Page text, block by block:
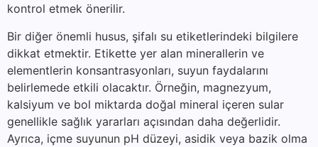
kontrol etmek önerilir.
Bir diğer önemli husus, şifalı su etiketlerindeki bilgilere
dikkat etmektir. Etikette yer alan minerallerin ve
elementlerin konsantrasyonları, suyun faydalarını
belirlemede etkili olacaktır. Örneğin, magnezyum,
kalsiyum ve bol miktarda doğal mineral içeren sular
genellikle sağlık yararları açısından daha değerlidir.
Ayrıca, içme suyunun pH düzeyi, asidik veya bazik olma